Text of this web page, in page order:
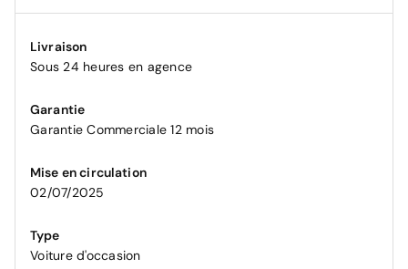
Livraison
Sous 24 heures en agence
Garantie
Garantie Commerciale 12 mois
Mise en circulation
02/07/2025
Type
Voiture d'occasion